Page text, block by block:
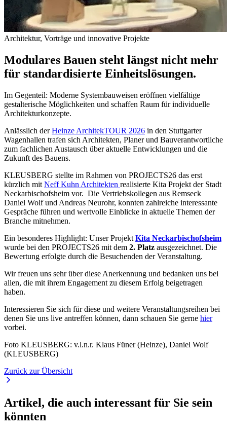
Architektur, Vorträge und innovative Projekte
Modulares Bauen steht längst nicht mehr
für standardisierte Einheitslösungen.
Im Gegenteil: Moderne Systembauweisen eröffnen vielfältige
gestalterische Möglichkeiten und schaffen Raum für individuelle
Architekturkonzepte.
Anlässlich derHeinze ArchitekTOUR 2026 in den Stuttgarter
Wagenhallen trafen sich Architekten, Planer und Bauverantwortliche
zum fachlichen Austausch über aktuelle Entwicklungen und die
Zukunft des Bauens.
KLEUSBERG stellte im Rahmen von PROJECTS26 das erst
kürzlich mit Neff Kuhn Architekten realisierte Kita Projekt der Stadt
Neckarbischofsheim vor. Die Vertriebskollegen aus Remseck
Daniel Wolf und Andreas Neurohr, konnten zahlreiche interessante
Gespräche führen und wertvolle Einblicke in aktuelle Themen der
Branche mitnehmen.
Ein besonderes Highlight: Unser Projekt Kita Neckarbischofsheim
wurde bei den PROJECTS26 mit dem 2. Platz ausgezeichnet. Die
Bewertung erfolgte durch die Besuchenden der Veranstaltung.
Wir freuen uns sehr über diese Anerkennung und bedanken uns bei
allen, die mit ihrem Engagement zu diesem Erfolg beigetragen
haben.
Interessieren Sie sich für diese und weitere Veranstaltungsreihen bei
denen Sie uns live antreffen können, dann schauen Sie gerne hier
vorbei.
Foto KLEUSBERG: v.l.n.r. Klaus Füner (Heinze), Daniel Wolf
(KLEUSBERG)
Zurück zur Übersicht
Artikel, die auch interessant für Sie sein
könnten